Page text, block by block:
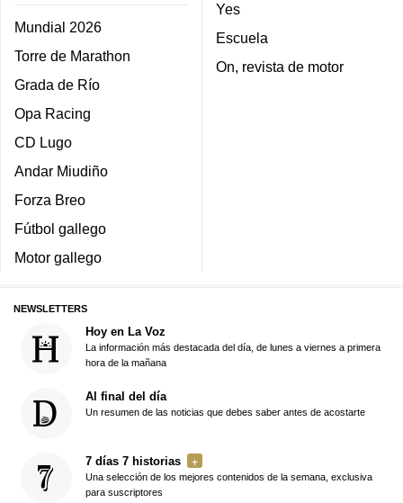
Mundial 2026
Torre de Marathon
Grada de Río
Opa Racing
CD Lugo
Andar Miudiño
Forza Breo
Fútbol gallego
Motor gallego
Yes
Escuela
On, revista de motor
NEWSLETTERS
Hoy en La Voz
La información más destacada del día, de lunes a viernes a primera
hora de la mañana
Al final del día
Un resumen de las noticias que debes saber antes de acostarte
7 días 7 historias
Una selección de los mejores contenidos de la semana, exclusiva
para suscriptores